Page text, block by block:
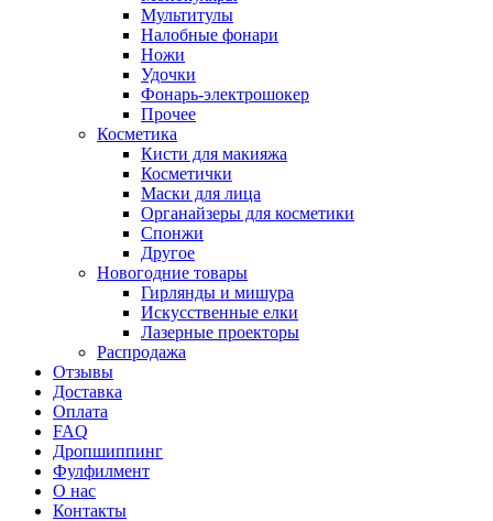
Мультитулы
Налобные фонари
Ножи
Удочки
Фонарь-электрошокер
Прочее
Косметика
Кисти для макияжа
Косметички
Маски для лица
Органайзеры для косметики
Спонжи
Другое
Новогодние товары
Гирлянды и мишура
Искусственные елки
Лазерные проекторы
Распродажа
Отзывы
Доставка
Оплата
FAQ
Дропшиппинг
Фулфилмент
О нас
Контакты